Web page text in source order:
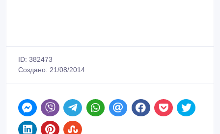
ID: 382473
Создано: 21/08/2014